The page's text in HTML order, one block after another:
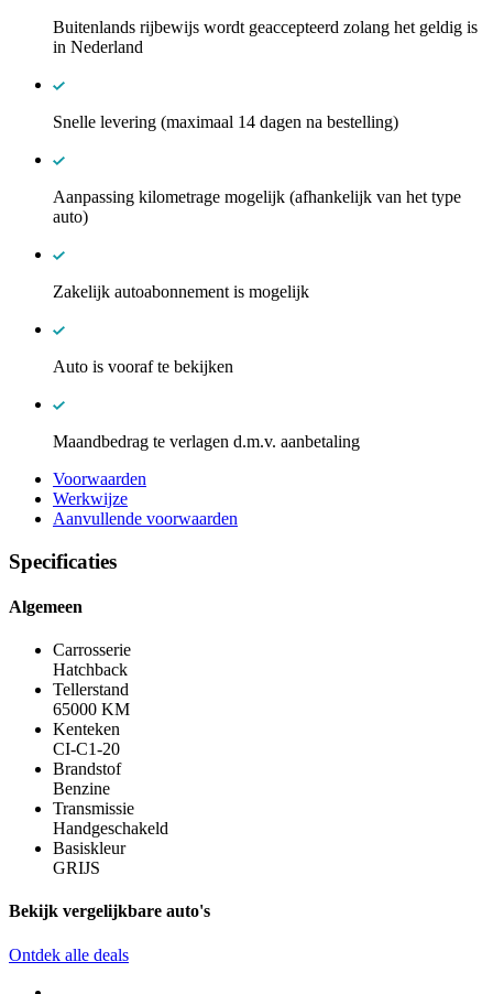
Buitenlands rijbewijs wordt geaccepteerd zolang het geldig is
in Nederland
Snelle levering (maximaal 14 dagen na bestelling)
Aanpassing kilometrage mogelijk (afhankelijk van het type
auto)
Zakelijk autoabonnement is mogelijk
Auto is vooraf te bekijken
Maandbedrag te verlagen d.m.v. aanbetaling
Voorwaarden
Werkwijze
Aanvullende voorwaarden
Specificaties
Algemeen
Carrosserie
Hatchback
Tellerstand
65000 KM
Kenteken
CI-C1-20
Brandstof
Benzine
Transmissie
Handgeschakeld
Basiskleur
GRIJS
Bekijk vergelijkbare auto's
Ontdek alle deals